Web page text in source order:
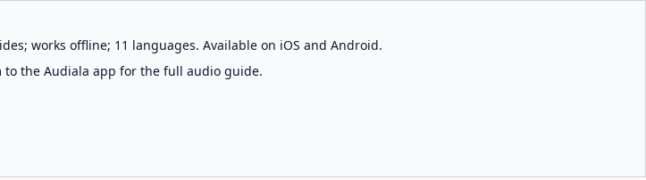
works offline; 11 languages. Available on iOS and Android.
to the Audiala app for the full audio guide.